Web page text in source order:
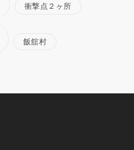
衝撃点２ヶ所
飯舘村